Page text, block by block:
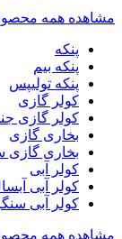
مشاهده همه
پنکه
پنکه بیم
پنکه تولیپس
کولر گازی
کولر گازی
بخاری گازی
بخاری گازی
کولر آبی
کولر آبی
کولر آبی
مشاهده همه